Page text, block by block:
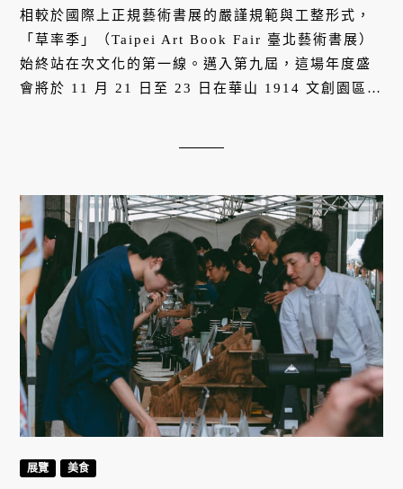
相較於國際上正規藝術書展的嚴謹規範與工整形式，
「草率季」（Taipei Art Book Fair 臺北藝術書展）
始終站在次文化的第一線。邁入第九屆，這場年度盛
會將於 11 月 21 日至 23 日在華山 1914 文創園區登
展覽 美食